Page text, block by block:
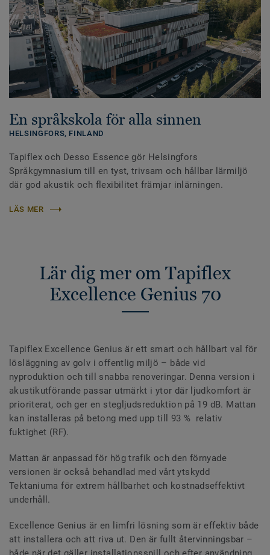
En språkskola för alla sinnen
HELSINGFORS, FINLAND
Tapiflex och Desso Essence gör Helsingfors
Språkgymnasium till en tyst, trivsam och hållbar lärmiljö
där god akustik och flexibilitet främjar inlärningen.
LÄS MER
Lär dig mer om Tapiflex
Excellence Genius 70
Tapiflex Excellence Genius är ett smart och hållbart val för
lösläggning av golv i offentlig miljö – både vid
nyproduktion och till snabba renoveringar. Denna version i
akustikutförande passar utmärkt i ytor där ljudkomfort är
prioriterat, och ger en stegljudsreduktion på 19 dB. Mattan
kan installeras på betong med upp till 93 % relativ
fuktighet (RF).
Mattan är anpassad för hög trafik och den förnyade
versionen är också behandlad med vårt ytskydd
Tektaniuma för extrem hållbarhet och kostnadseffektivt
underhåll.
Excellence Genius är en limfri lösning som är effektiv både
att installera och att riva ut. Den är fullt återvinningsbar –